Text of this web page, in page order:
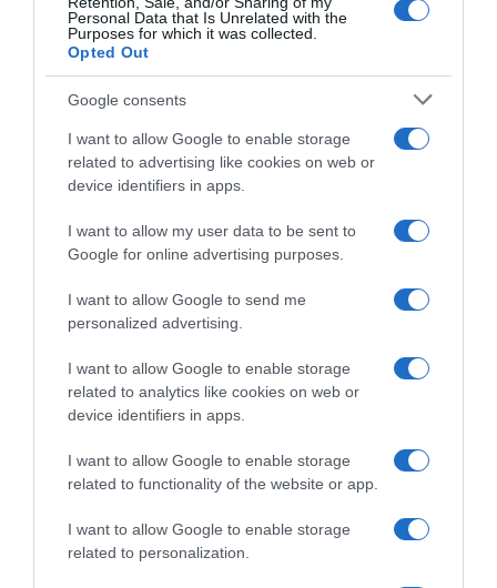
Personal Data that Is Unrelated with the
Purposes for which it was collected.
Opted Out
Google consents
I want to allow Google to enable storage
related to advertising like cookies on web or
device identifiers in apps.
I want to allow my user data to be sent to
Google for online advertising purposes.
I want to allow Google to send me
personalized advertising.
I want to allow Google to enable storage
related to analytics like cookies on web or
device identifiers in apps.
I want to allow Google to enable storage
related to functionality of the website or app.
I want to allow Google to enable storage
related to personalization.
PRODUTOS E MARCAS
Conheça as marcas com melhor reputação em
Banca e Seguros
Leonor de Castro vence concurso internacional